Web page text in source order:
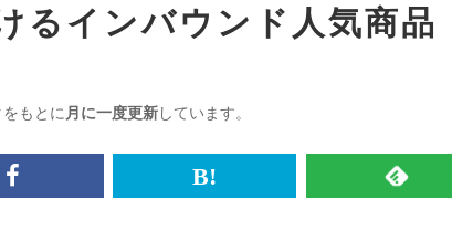
るインバウンド人気商品
もとに月に一度更新しています。
Facebook<br>
は
RSS